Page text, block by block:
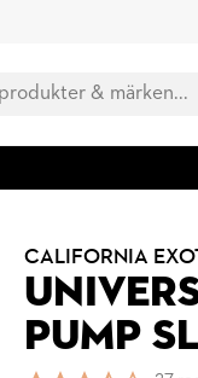
CALIFORNIA
PUMP